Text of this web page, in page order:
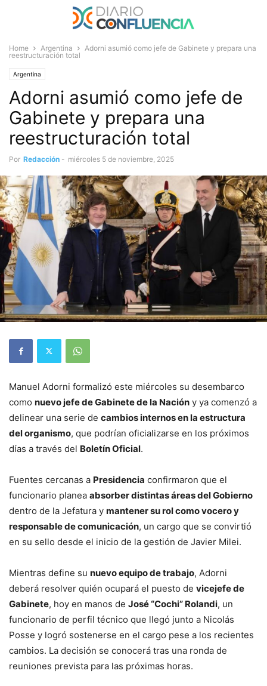
Home Argentina
Adorni asumió como jefe de Gabinete y prepara una
reestructuración total
Argentina
Adorni asumió como jefe de
Gabinete y prepara una
reestructuración total
Por Redacción - miércoles 5 de noviembre, 2025
Manuel Adorni formalizó este miércoles su desembarco
como nuevo jefe de Gabinete de la Nación y ya comenzó a
delinear una serie de cambios internos en la estructura
del organismo, que podrían oficializarse en los próximos
días a través del Boletín Oficial.
Fuentes cercanas a Presidencia confirmaron que el
funcionario planea absorber distintas áreas del Gobierno
dentro de la Jefatura y mantener su rol como vocero y
responsable de comunicación, un cargo que se convirtió
en su sello desde el inicio de la gestión de Javier Milei.
Mientras define su nuevo equipo de trabajo, Adorni
deberá resolver quién ocupará el puesto de vicejefe de
Gabinete, hoy en manos de José “Cochi” Rolandi, un
funcionario de perfil técnico que llegó junto a Nicolás
Posse y logró sostenerse en el cargo pese a los recientes
cambios. La decisión se conocerá tras una ronda de
reuniones prevista para las próximas horas.